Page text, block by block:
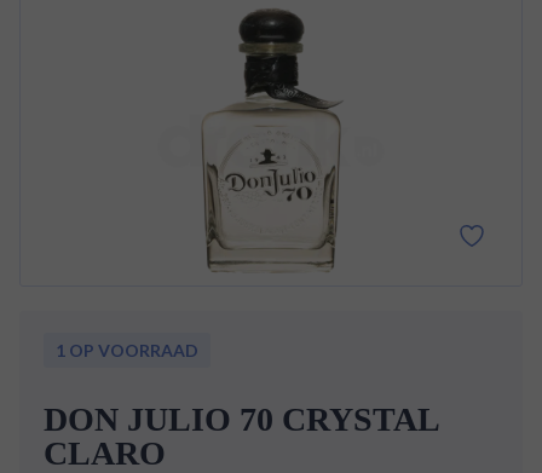
1 OP VOORRAAD
DON JULIO 70 CRYSTAL
CLARO